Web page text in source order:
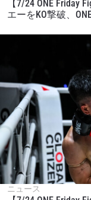
【7/24 ONE Friday
エーをKO撃破、
ニュース